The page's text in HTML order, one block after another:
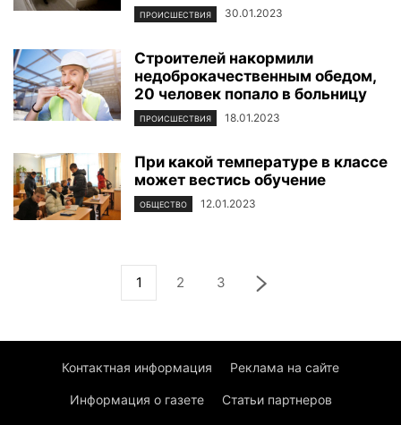
ПРОИСШЕСТВИЯ 30.01.2023
Строителей накормили
недоброкачественным обедом,
20 человек попало в больницу
ПРОИСШЕСТВИЯ 18.01.2023
При какой температуре в классе
может вестись обучение
ОБЩЕСТВО 12.01.2023
1 2 3
Контактная информация Реклама на сайте
Информация о газете Статьи партнеров